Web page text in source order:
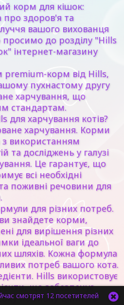
корм для кішок:
про здоров'я та
вашого вихованця
просимо до розділу "Hills
інтернет-магазину
корм від Hills,
пухнастому другу
харчування, що
стандартам.
для харчування котів?
харчування. Корми
використанням
та досліджень у галузі
Це гарантує, що
всі необхідні
поживні речовини для
для різних потреб.
знайдете корми,
для вирішення різних
ідеальної ваги до
шляхів. Кожна формула
потреб вашого кота.
Hills використовує
що забезпечує
поживну цінність
смотрят 12 посетителей